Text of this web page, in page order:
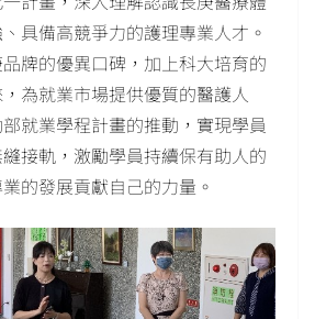
具備高競爭力的護理專業人才。
牌的優異口碑，加上科大培育的
為就業市場提供優質的醫護人
就業學程計畫的推動，實現學員
接軌，激勵學員持續保有助人的
的發展貢獻自己的力量。